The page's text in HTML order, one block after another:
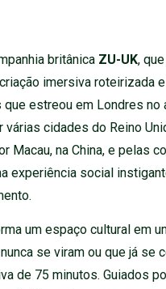
britânica ZU-UK,
imersiva roteirizada
estreou em Londres no
cidades do Reino
Macau, na China, e pelas
experiência social
um espaço cultural em
se viram ou que já se
de 75 minutos. Guiados